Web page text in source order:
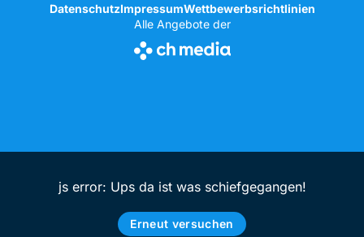
DatenschutzImpressumWettbewerbsrichtlinien
Alle Angebote der
js error: Ups da ist was schiefgegangen!
Erneut versuchen